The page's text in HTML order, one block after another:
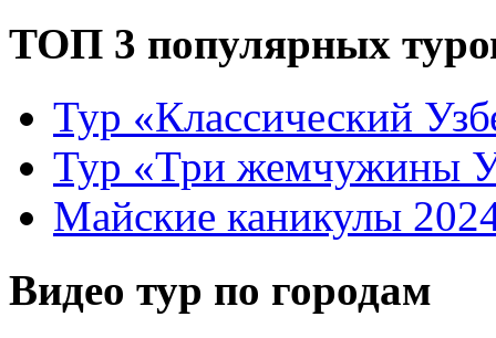
ТОП 3 популярных
Тур «Классический
Тур «Три жемчужины
Майские каникулы
Видео тур по городам